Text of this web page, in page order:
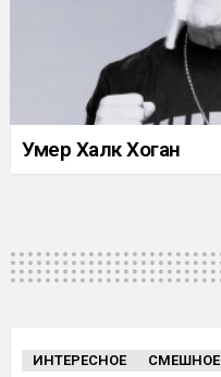
Умер Халк Хоган
ИНТЕРЕСНОЕ СМЕШНОЕ